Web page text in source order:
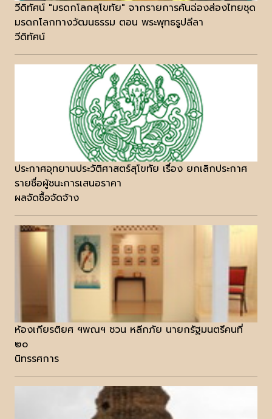
วีดิทัศน์ "มรดกโลกสุโขทัย" จากรายการคันฉ่องส่องไทยชุด
มรดกโลกทางวัฒนธรรม ตอน พระพุทธรูปลีลา
วีดิทัศน์
ประกาศอุทยานประวัติศาสตร์สุโขทัย เรื่อง ยกเลิกประกาศ
รายชื่อผู้ชนะการเสนอราคา
ผลจัดซื้อจัดจ้าง
ห้องเกียรติยศ ฯพณฯ ชวน หลีกภัย นายกรัฐมนตรีคนที่
๒๐
นิทรรศการ